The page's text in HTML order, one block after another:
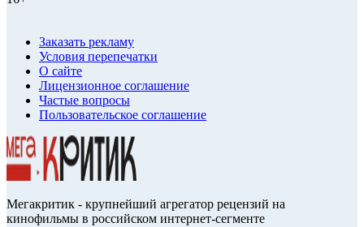
Заказать рекламу
Условия перепечатки
О сайте
Лицензионное соглашение
Частые вопросы
Пользовательское соглашение
Мегакритик - крупнейший агрегатор рецензий на
кинофильмы в российском интернет-сегменте